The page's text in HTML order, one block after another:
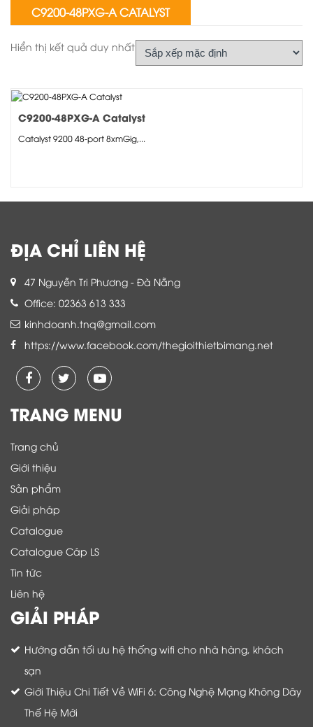
C9200-48PXG-A CATALYST
Hiển thị kết quả duy nhất
C9200-48PXG-A Catalyst
Catalyst 9200 48-port 8xmGig,...
ĐỊA CHỈ LIÊN HỆ
47 Nguyễn Tri Phương - Đà Nẵng
Office: 02363 613 333
kinhdoanh.tnq@gmail.com
https://www.facebook.com/thegioithietbimang.net
TRANG MENU
Trang chủ
Giới thiệu
Sản phẩm
Giải pháp
Catalogue
Catalogue Cáp LS
Tin tức
Liên hệ
GIẢI PHÁP
Hướng dẫn tối ưu hệ thống wifi cho nhà hàng, khách
sạn
Giới Thiệu Chi Tiết Về WiFi 6: Công Nghệ Mạng Không Dây
Thế Hệ Mới